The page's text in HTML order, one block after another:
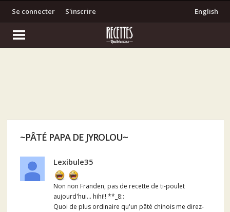
S'inscrire
Se connecter English
~PÂTÉ PAPA DE JYROLOU~
Lexibule35
Non non Franden, pas de recette de ti-poulet
aujourd'hui... hihi!! **_8::
Quoi de plus ordinaire qu'un pâté chinois me direz-